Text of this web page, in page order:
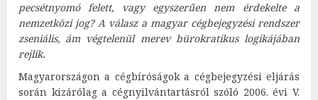
pecsétnyomó felett, vagy egyszerűen nem érdekelte a
nemzetközi jog? A válasz a magyar cégbejegyzési rendszer
zseniális, ám végtelenül merev bürokratikus logikájában
rejlik.
Magyarországon a cégbíróságok a cégbejegyzési eljárás
során kizárólag a cégnyilvántartásról szóló 2006. évi V.